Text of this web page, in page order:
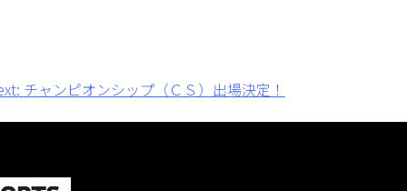
チャンピオンシップ（ＣＳ）出場決定！